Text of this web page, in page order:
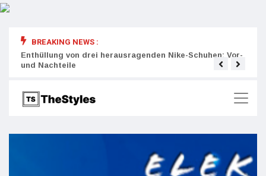
BREAKING NEWS :
Enthüllung von drei herausragenden Nike-Schuhen: Vor-
und Nachteile